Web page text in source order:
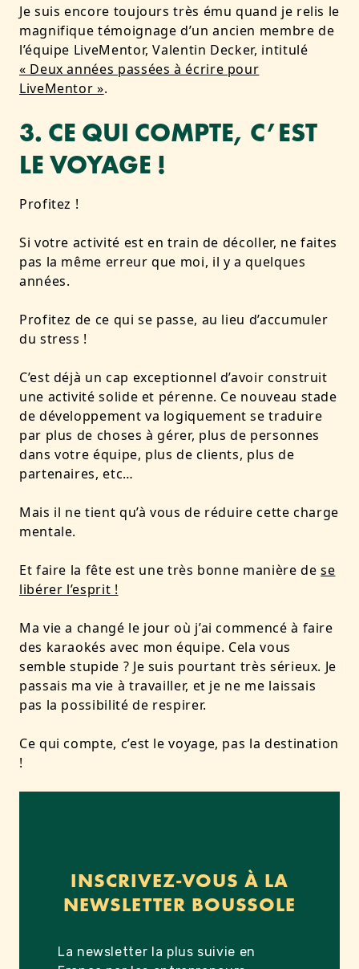
Je suis encore toujours très ému quand je relis le
magnifique témoignage d’un ancien membre de
l’équipe LiveMentor, Valentin Decker, intitulé
« Deux années passées à écrire pour
LiveMentor ».
3. CE QUI COMPTE, C’EST
LE VOYAGE !
Profitez !
Si votre activité est en train de décoller, ne faites
pas la même erreur que moi, il y a quelques
années.
Profitez de ce qui se passe, au lieu d’accumuler
du stress !
C’est déjà un cap exceptionnel d’avoir construit
une activité solide et pérenne. Ce nouveau stade
de développement va logiquement se traduire
par plus de choses à gérer, plus de personnes
dans votre équipe, plus de clients, plus de
partenaires, etc…
Mais il ne tient qu’à vous de réduire cette charge
mentale.
Et faire la fête est une très bonne manière dese
libérer l’esprit !
Ma vie a changé le jour où j’ai commencé à faire
des karaokés avec mon équipe. Cela vous
semble stupide ? Je suis pourtant très sérieux. Je
passais ma vie à travailler, et je ne me laissais
pas la possibilité de respirer.
Ce qui compte, c’est le voyage, pas la destination
!
INSCRIVEZ-VOUS À LA
NEWSLETTER BOUSSOLE
La newsletter la plus suivie en